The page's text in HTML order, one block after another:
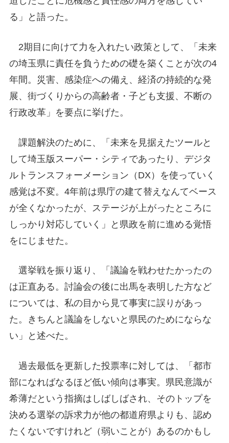
る」と語った。
2期目に向けて力を入れたい政策として、「未来
の埼玉県に責任を負うための礎を築くことが次の4
年間。災害、感染症への備え、経済の持続的な発
展、街づくりからの高齢者・子ども支援、不断の
行政改革」を要点に挙げた。
課題解決のために、「未来を見据えたツールと
して埼玉版スーパー・シティであったり、デジタ
ルトランスフォーメーション（DX）を使っていく
感覚は不変。4年前は県庁の建て替えなんてベース
が全くなかったが、ステージが上がったところに
しっかり対応していく」と県政を前に進める覚悟
をにじませた。
選挙戦を振り返り、「議論を戦わせたかったの
は正直ある。討論会の後に出馬を表明した方など
については、私の目から見て事実に誤りがあっ
た。きちんと議論をしないと県民のためにならな
い」と述べた。
過去最低を更新した投票率に対しては、「都市
部になればなるほど低い傾向は事実。県民意識が
希薄だという指摘はしばしばされ、そのトップを
決める選挙の訴求力が他の都道府県よりも、認め
たくないですけれど（弱いことが）あるのかもし